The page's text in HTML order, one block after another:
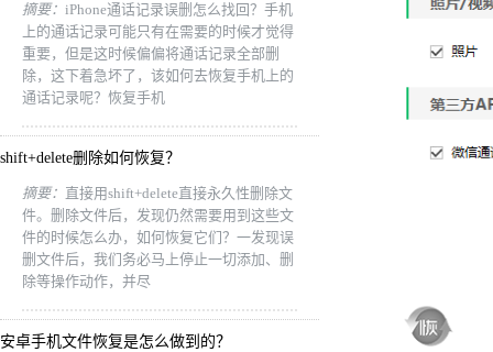
摘要： iPhone通话记录误删怎么找回？手机
上的通话记录可能只有在需要的时候才觉得
重要，但是这时候偏偏将通话记录全部删
除，这下着急坏了，该如何去恢复手机上的
通话记录呢？恢复手机
shift+delete删除如何恢复？
摘要： 直接用shift+delete直接永久性删除文
件。删除文件后，发现仍然需要用到这些文
件的时候怎么办，如何恢复它们？一发现误
删文件后，我们务必马上停止一切添加、删
除等操作动作，并尽
安卓手机文件恢复是怎么做到的？